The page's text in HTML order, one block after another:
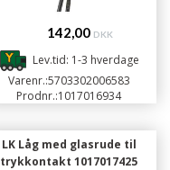
142,00 DKK
Lev.tid: 1-3 hverdage
Varenr.:5703302006583
Prodnr.:1017016934
LK Låg med glasrude til
trykkontakt 1017017425